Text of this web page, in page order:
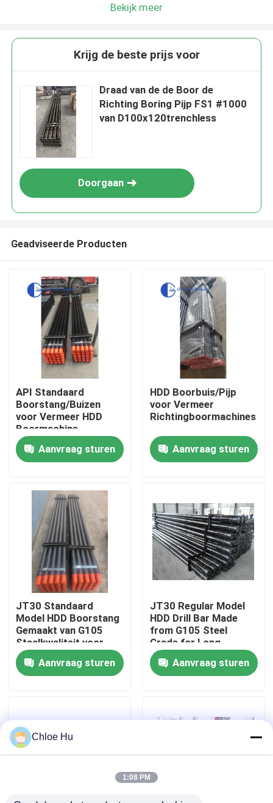
Huis
Ongeveer ons
Fabrieksreis
Kwaliteitscontrole
Nieuws
Verzoek om een Citaat
Boorinstallatiemachines
Bekijk meer
Krijg de beste prijs voor
Draad van de de Boor de
Richting Boring Pijp FS1 #1000
van D100x120trenchless
Doorgaan
Geadviseerde Producten
API Standaard
Boorstang/Buizen
voor Vermeer HDD
Boormachine
Aanvraag sturen
HDD Boorbuis/Pijp
voor Vermeer
Richtingboormachines
Aanvraag sturen
JT30 Standaard
Model HDD Boorstang
Gemaakt van G105
Staalkwaliteit voor
Langdurige Prestaties
Aanvraag sturen
JT30 Regular Model
HDD Drill Bar Made
from G105 Steel
Grade for Long-
Lasting
Aanvraag sturen
Chloe Hu
1:08 PM